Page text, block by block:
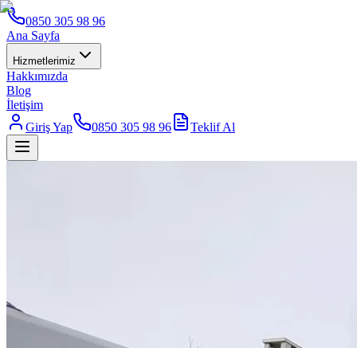
0850 305 98 96
Ana Sayfa
Hizmetlerimiz
Hakkımızda
Blog
İletişim
Giriş Yap
0850 305 98 96 Teklif Al